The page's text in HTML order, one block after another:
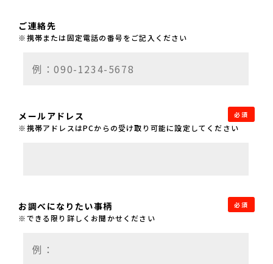
ご連絡先
※携帯または固定電話の番号をご記入ください
メールアドレス
※携帯アドレスはPCからの受け取り可能に設定してください
必須
お調べになりたい事柄
※できる限り詳しくお聞かせください
必須